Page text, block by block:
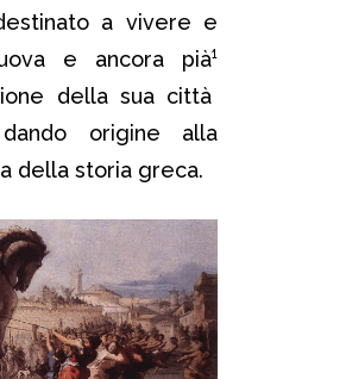
a vivere e
e ancora pià¹
della sua città
origine alla
della storia greca.